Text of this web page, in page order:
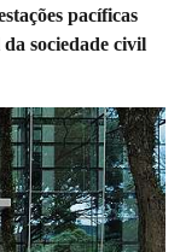
pacíficas
sociedade civil